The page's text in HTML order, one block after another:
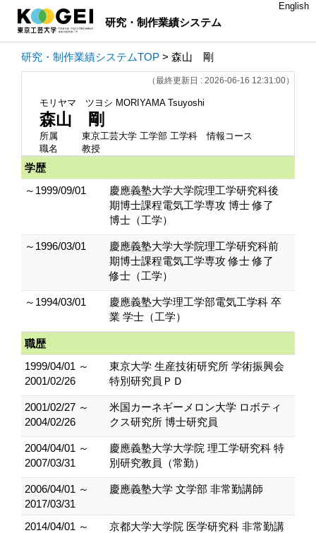
研究・制作業績システム
English
研究・制作業績システムTOP > 森山 剛
（最終更新日 : 2026-06-16 12:31:00）
モリヤマ ツヨシ MORIYAMA Tsuyoshi
森山 剛
所属
東京工芸大学 工学部 工学科 情報コース
職名
教授
学歴
～1999/09/01
慶應義塾大学大学院理工学研究科後
期博士課程電気工学専攻 博士 修了
博士（工学）
～1996/03/01
慶應義塾大学大学院理工学研究科前
期博士課程電気工学専攻 修士 修了
修士（工学）
～1994/03/01
慶應義塾大学理工学部電気工学科 卒
業 学士（工学）
職歴
1999/04/01 ～
2001/02/26
東京大学 生産技術研究所 学術振興会
特別研究員ＰＤ
2001/02/27 ～
2004/02/26
米国カーネギーメロン大学 ロボティ
クス研究所 博士研究員
2004/04/01 ～
2007/03/31
慶應義塾大学大学院 理工学研究科 特
別研究教員（常勤）
2006/04/01 ～
2017/03/31
慶應義塾大学 文学部 非常勤講師
2014/04/01 ～
京都大学大学院 医学研究科 非常勤講